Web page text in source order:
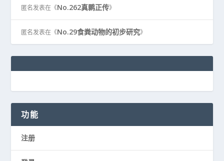
匿名发表在《No.262真鹮正传》
匿名发表在《No.29食粪动物的初步研究》
功能
注册